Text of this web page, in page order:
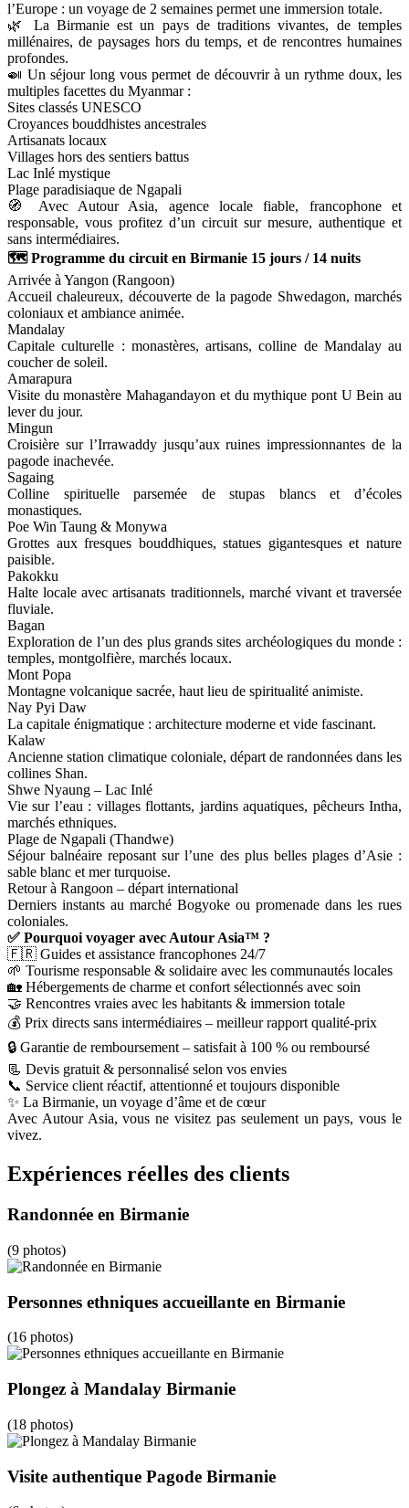
l’Europe : un voyage de 2 semaines permet une immersion totale.
🌿 La Birmanie est un pays de traditions vivantes, de temples
millénaires, de paysages hors du temps, et de rencontres humaines
profondes.
🍛 Un séjour long vous permet de découvrir à un rythme doux, les
multiples facettes du Myanmar :
Sites classés UNESCO
Croyances bouddhistes ancestrales
Artisanats locaux
Villages hors des sentiers battus
Lac Inlé mystique
Plage paradisiaque de Ngapali
🧭 Avec Autour Asia, agence locale fiable, francophone et
responsable, vous profitez d’un circuit sur mesure, authentique et
sans intermédiaires.
🗺️ Programme du circuit en Birmanie 15 jours / 14 nuits
Arrivée à Yangon (Rangoon)
Accueil chaleureux, découverte de la pagode Shwedagon, marchés
coloniaux et ambiance animée.
Mandalay
Capitale culturelle : monastères, artisans, colline de Mandalay au
coucher de soleil.
Amarapura
Visite du monastère Mahagandayon et du mythique pont U Bein au
lever du jour.
Mingun
Croisière sur l’Irrawaddy jusqu’aux ruines impressionnantes de la
pagode inachevée.
Sagaing
Colline spirituelle parsemée de stupas blancs et d’écoles
monastiques.
Poe Win Taung & Monywa
Grottes aux fresques bouddhiques, statues gigantesques et nature
paisible.
Pakokku
Halte locale avec artisanats traditionnels, marché vivant et traversée
fluviale.
Bagan
Exploration de l’un des plus grands sites archéologiques du monde :
temples, montgolfière, marchés locaux.
Mont Popa
Montagne volcanique sacrée, haut lieu de spiritualité animiste.
Nay Pyi Daw
La capitale énigmatique : architecture moderne et vide fascinant.
Kalaw
Ancienne station climatique coloniale, départ de randonnées dans les
collines Shan.
Shwe Nyaung – Lac Inlé
Vie sur l’eau : villages flottants, jardins aquatiques, pêcheurs Intha,
marchés ethniques.
Plage de Ngapali (Thandwe)
Séjour balnéaire reposant sur l’une des plus belles plages d’Asie :
sable blanc et mer turquoise.
Retour à Rangoon – départ international
Derniers instants au marché Bogyoke ou promenade dans les rues
coloniales.
✅ Pourquoi voyager avec Autour Asia™ ?
🇫🇷 Guides et assistance francophones 24/7
🌱 Tourisme responsable & solidaire avec les communautés locales
🏡 Hébergements de charme et confort sélectionnés avec soin
🤝 Rencontres vraies avec les habitants & immersion totale
💰 Prix directs sans intermédiaires – meilleur rapport qualité-prix
🔒 Garantie de remboursement – satisfait à 100 % ou remboursé
📃 Devis gratuit & personnalisé selon vos envies
📞 Service client réactif, attentionné et toujours disponible
✨ La Birmanie, un voyage d’âme et de cœur
Avec Autour Asia, vous ne visitez pas seulement un pays, vous le
vivez.
Expériences réelles des clients
Randonnée en Birmanie
(9 photos)
Personnes ethniques accueillante en Birmanie
(16 photos)
Plongez à Mandalay Birmanie
(18 photos)
Visite authentique Pagode Birmanie